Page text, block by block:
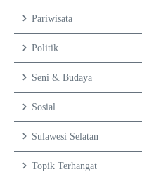
Pariwisata
Politik
Seni & Budaya
Sosial
Sulawesi Selatan
Topik Terhangat